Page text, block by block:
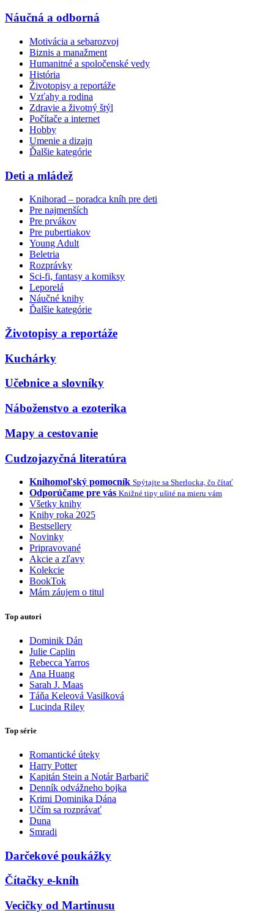
Náučná a odborná
Motivácia a sebarozvoj
Biznis a manažment
Humanitné a spoločenské vedy
História
Životopisy a reportáže
Vzťahy a rodina
Zdravie a životný štýl
Počítače a internet
Hobby
Umenie a dizajn
Ďalšie kategórie
Deti a mládež
Knihorad – poradca kníh pre deti
Pre najmenších
Pre prvákov
Pre pubertiakov
Young Adult
Beletria
Rozprávky
Sci-fi, fantasy a komiksy
Leporelá
Náučné knihy
Ďalšie kategórie
Životopisy a reportáže
Kuchárky
Učebnice a slovníky
Náboženstvo a ezoterika
Mapy a cestovanie
Cudzojazyčná literatúra
Knihomoľský pomocník Spýtajte sa Sherlocka, čo čítať
Odporúčame pre vás Knižné tipy ušité na mieru vám
Všetky knihy
Knihy roka 2025
Bestsellery
Novinky
Pripravované
Akcie a zľavy
Kolekcie
BookTok
Mám záujem o titul
Top autori
Dominik Dán
Julie Caplin
Rebecca Yarros
Ana Huang
Sarah J. Maas
Táňa Keleová Vasilková
Lucinda Riley
Top série
Romantické úteky
Harry Potter
Kapitán Stein a Notár Barbarič
Denník odvážneho bojka
Krimi Dominika Dána
Učím sa rozprávať
Duna
Smradi
Darčekové poukážky
Čítačky e-kníh
Vecičky od Martinusu